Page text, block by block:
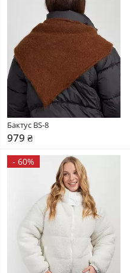
Бактус BS-8
979 ₴
- 60%